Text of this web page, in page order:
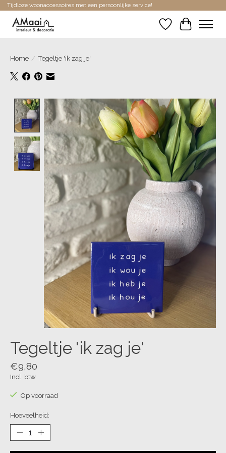
Tijdloze woonaccessoires met een persoonlijke service!
Verlanglijst
Home / Tegeltje 'ik zag je'
Product image slideshow Items
Tegeltje 'ik zag je'
€9,80
Incl. btw
Op voorraad
Hoeveelheid: